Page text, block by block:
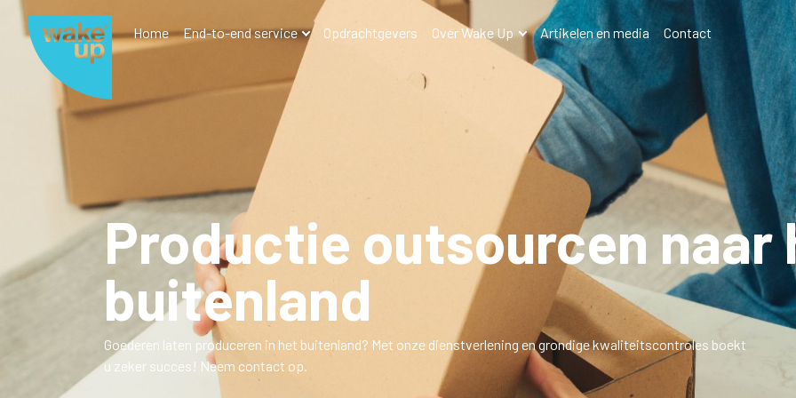
Home End-to-end service Opdrachtgevers Over Wake Up Artikelen en media Contact
Productie outsourcen naar
buitenland
Goederen laten produceren in het buitenland? Met onze dienstverlening en grondige kwaliteitscontroles boekt
u zeker succes! Neem contact op.